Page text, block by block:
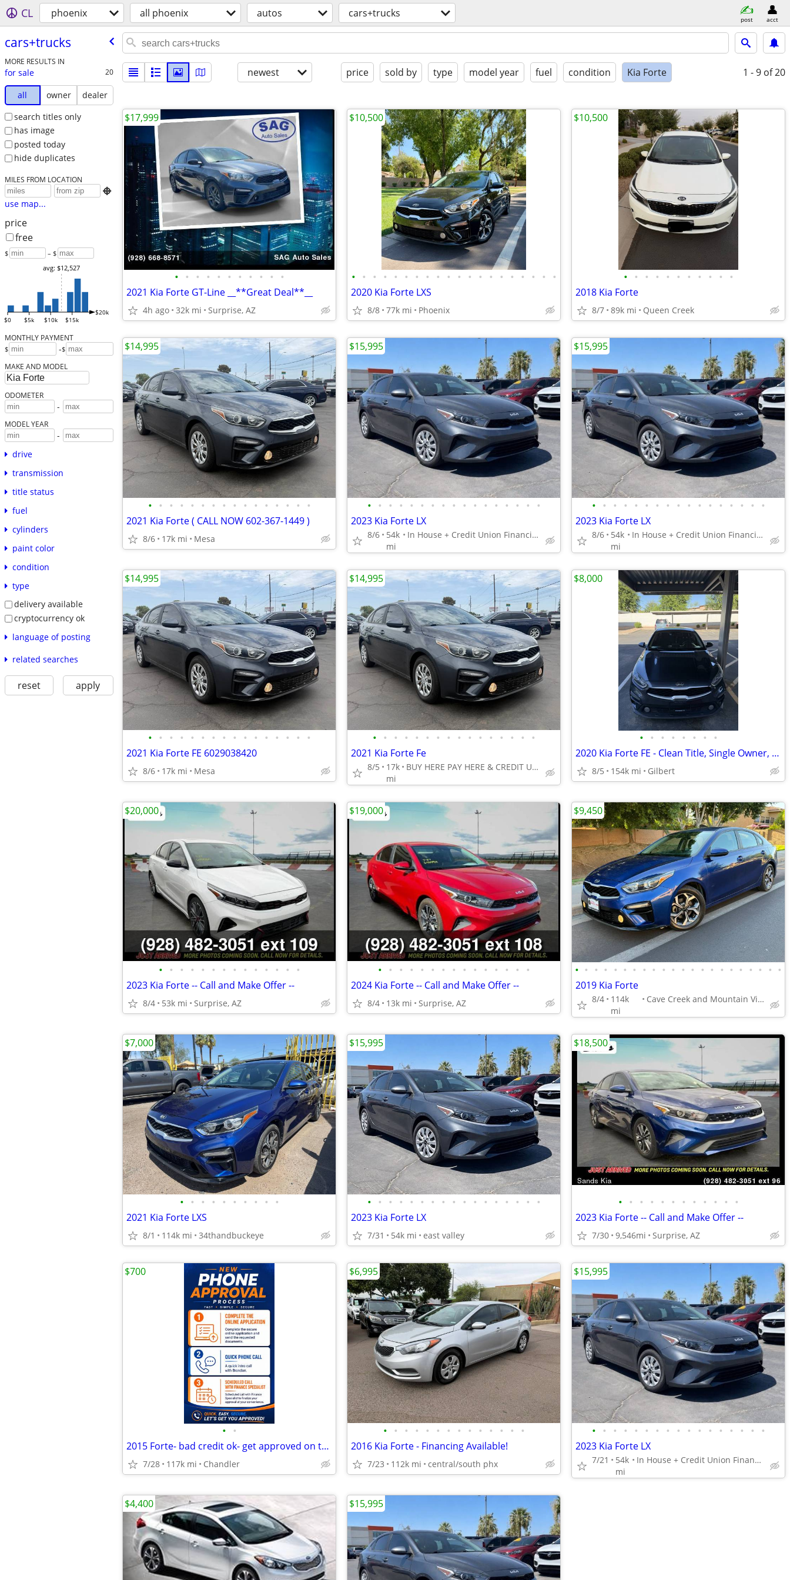
CL phoenix all phoenix autos cars+trucks post acct
cars+trucks
MORE RESULTS IN
for sale 20
all owner
dealer
search titles only
has image
posted today
hide duplicates
MILES FROM LOCATION

use map...
price
free
$ – $
$0 $5k $10k $15k
$20k
avg: $12,527
MONTHLY PAYMENT
$ -$
MAKE AND MODEL
ODOMETER
-
MODEL YEAR
-
drive
transmission
title status
fuel
cylinders
paint color
condition
type
delivery available
cryptocurrency ok
language of posting
related searches
reset apply
newest price sold by type model year fuel condition Kia Forte 1 - 9 of 20
• • • • • • • • • • •
2021 Kia Forte GT-Line __**Great Deal**__
4h ago 32k mi Surprise, AZ
$17,999
• • • • • • • • • • • • • • • • • • • •
2020 Kia Forte LXS
8/8 77k mi Phoenix
$10,500
• • • • • • • • • • •
2018 Kia Forte
8/7 89k mi Queen Creek
$10,500
• • • • • • • • • • • • • • • •
2021 Kia Forte ( CALL NOW 602-367-1449 )
8/6 17k mi Mesa
$14,995
• • • • • • • • • • • • • • • • •
2023 Kia Forte LX
8/6
54k
mi
In House + Credit Union Financing Available! 480 707 7984
$15,995
• • • • • • • • • • • • • • • • •
2023 Kia Forte LX
8/6
54k
mi
In House + Credit Union Financing Available! 480 707 7984
$15,995
• • • • • • • • • • • • • • • •
2021 Kia Forte FE 6029038420
8/6 17k mi Mesa
$14,995
• • • • • • • • • • • • • • • •
2021 Kia Forte Fe
8/5
17k
mi
BUY HERE PAY HERE & CREDIT UNION FINANCE CALL 928-750-2502
$14,995
• • • • • • • •
2020 Kia Forte FE - Clean Title, Single Owner, Non-Smoke
8/5 154k mi Gilbert
$8,000
• • • • • • • • • • • • • •
2023 Kia Forte -- Call and Make Offer --
8/4 53k mi Surprise, AZ
$20,000
• • • • • • • • • • • • • • •
2024 Kia Forte -- Call and Make Offer --
8/4 13k mi Surprise, AZ
$19,000
• • • • • • • • • • • • • • • • • • • • • •
2019 Kia Forte
8/4
114k
mi
Cave Creek and Mountain View
$9,450
• • • • • • • • • •
2021 Kia Forte LXS
8/1 114k mi 34thandbuckeye
$7,000
• • • • • • • • • • • • • • • • •
2023 Kia Forte LX
7/31 54k mi east valley
$15,995
• • • • • • • • • • • •
2023 Kia Forte -- Call and Make Offer --
7/30 9,546mi Surprise, AZ
$18,500
• •
2015 Forte- bad credit ok- get approved on the phone!
7/28 117k mi Chandler
$700
• • • • • • • • • • • • • •
2016 Kia Forte - Financing Available!
7/23 112k mi central/south phx
$6,995
• • • • • • • • • • • • • • • • •
2023 Kia Forte LX
7/21
54k
mi
In House + Credit Union Financing Available! 480 707 7984
$15,995
$4,400 $15,995